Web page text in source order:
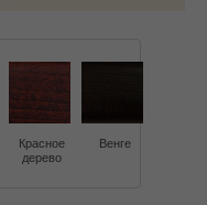
Красное
дерево
Венге